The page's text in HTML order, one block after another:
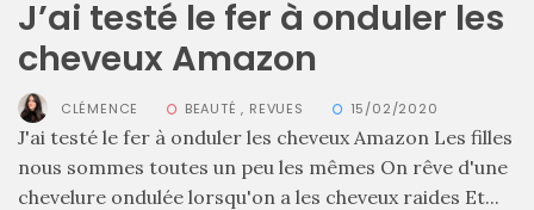
CATÉGORIES
DU BLOG
J’ai testé le fer à onduler les
cheveux Amazon
CLÉMENCE BEAUTÉ , REVUES 15/02/2020
J'ai testé le fer à onduler les cheveux Amazon Les filles
nous sommes toutes un peu les mêmes On rêve d'une
chevelure ondulée lorsqu'on a les cheveux raides Et...